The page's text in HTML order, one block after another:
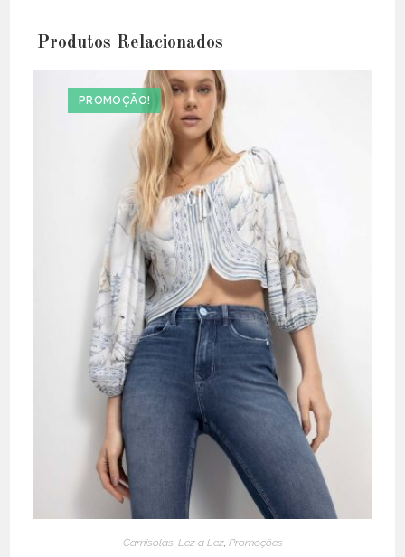
Produtos Relacionados
PROMOÇÃO!
Camisolas, Lez a Lez, Promoções